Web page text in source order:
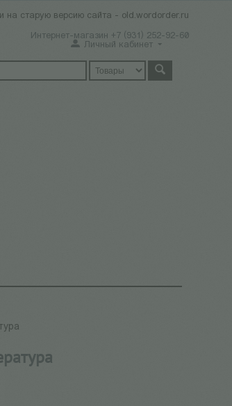
на старую версию сайта - old.wordorder.ru
Интернет-магазин +7 (931) 252-92-60
Личный кабинет